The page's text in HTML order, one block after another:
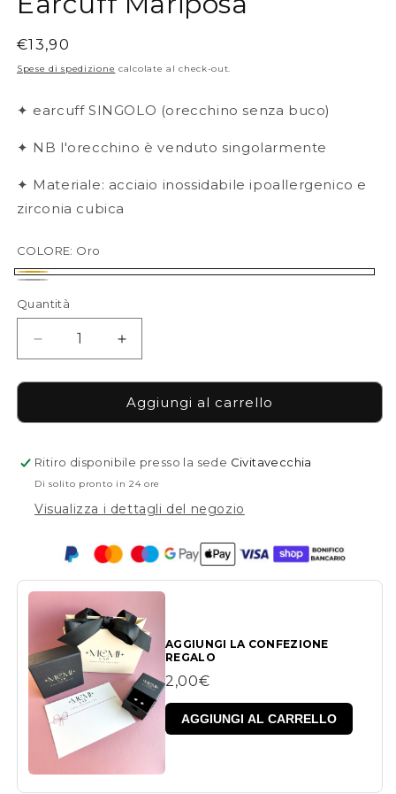
Prezzo
di
€13,90
Spese di spedizione calcolate al check-out.
✦ earcuff SINGOLO (orecchino senza buco)
✦ NB l'orecchino è venduto singolarmente
✦ Materiale: acciaio inossidabile ipoallergenico e
zirconia cubica
COLORE: Oro
Oro
Quantità
Quantità
Diminuisci
quantità
per
Mariposa
Aumenta
quantità
per
Earcuff
Mariposa
Aggiungi al carrello
Ritiro disponibile presso la sede Civitavecchia
Di solito pronto in 24 ore
Visualizza i dettagli del negozio
AGGIUNGI LA CONFEZIONE
REGALO
2,00€
AGGIUNGI AL CARRELLO